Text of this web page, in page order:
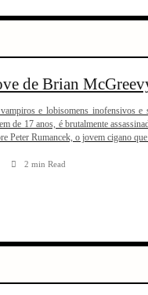
de Brian
e lobisomens inofensivos
de 17 anos, é brutalmente
Peter Rumancek, o jovem cigano
2 min Read